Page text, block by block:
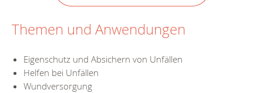
Themen und Anwendungen
Eigenschutz und Absichern von Unfällen
Helfen bei Unfällen
Wundversorgung